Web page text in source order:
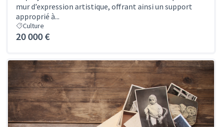
mur d’expression artistique, offrant ainsi un support
approprié à...
Culture
20 000 €